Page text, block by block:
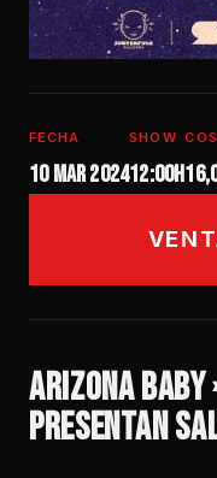
FECHA
10 mar 2024
SHOW
12:00h
ARIZONA BABY
PRESENTAN